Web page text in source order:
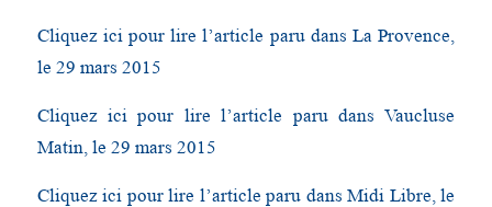
Cliquez ici pour lire l’article paru dans La Provence,
le 29 mars 2015
Cliquez ici pour lire l’article paru dans Vaucluse
Matin, le 29 mars 2015
Cliquez ici pour lire l’article paru dans Midi Libre, le